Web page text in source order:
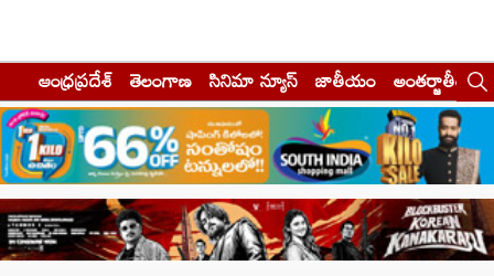
ఆంధ్రప్రదేశ్ తెలంగాణ సినిమా న్యూస్ జాతీయం అంతర్జాతీయం